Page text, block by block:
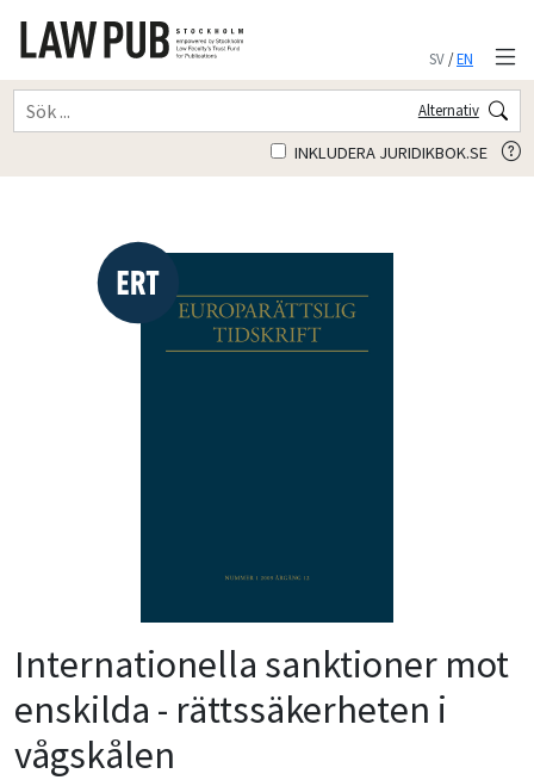
SV/EN
Alternativ
INKLUDERA JURIDIKBOK.SE
Internationella sanktioner mot
enskilda - rättssäkerheten i
vågskålen